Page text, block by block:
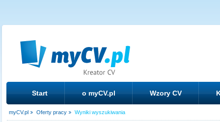
Start o myCV.pl Wzory CV
myCV.pl Oferty pracy Wyniki wyszukiwania